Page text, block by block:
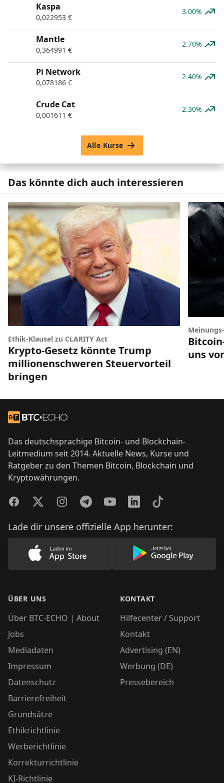
Kaspa
0,022953 €
3.00%
Mantle
0,364991 €
2.70%
Pi Network
0,078186 €
2.40%
Crude Cat
0,001611 €
2.30%
Alle Kurse
Das könnte dich auch interessieren
Ethik-Klausel zu CLARITY Act
Krypto-Gesetz könnte Trump
millionenschweren Steuervorteil
bringen
uns
Zur Startseite
Das deutschsprachige Bitcoin- und Blockchain-
Leitmedium seit 2014. Aktuelle News, Kurse und
Ratgeber zu den Themen Bitcoin, Blockchain und
Kryptowährungen.
FacebookTwitterInstagramTelegramYouTubeLinkedInTikTok
Lade dir unsere offizielle App herunter:
Lade unsere App im AppStore herunter
Lade unsere
ÜBER UNS
Über BTC-ECHO | About
Jobs
Mediadaten
Impressum
Datenschutz
Barrierefreiheit
Grundsätze
Ethikrichtlinie
Werberichtlinie
Korrekturrichtlinie
KI-Richtlinie
KONTAKT
Hilfecenter / Support
Kontakt
Advertising (EN)
Werbung (DE)
Pressebereich